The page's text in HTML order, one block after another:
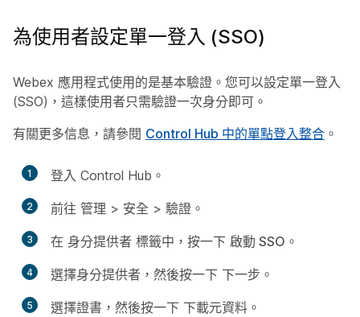
為使用者設定單一登入 (SSO)
Webex 應用程式使用的是基本驗證。您可以設定單一登入
(SSO)，這樣使用者只需驗證一次身分即可。
有關更多信息，請參閱 Control Hub 中的單點登入整合 。
1 登入 Control Hub。
2 前往 管理 > 安全 > 驗證 。
3 在 身分提供者 標籤中，按一下 啟動 SSO 。
4 選擇身分提供者，然後按一下 下一步 。
5 選擇證書，然後按一下 下載元資料 。